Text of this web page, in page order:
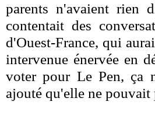
parents n'avaient rien
contentait des
d'Ouest-France, qui
intervenue énervée en
voter pour Le Pen, ça
ajouté qu'elle ne